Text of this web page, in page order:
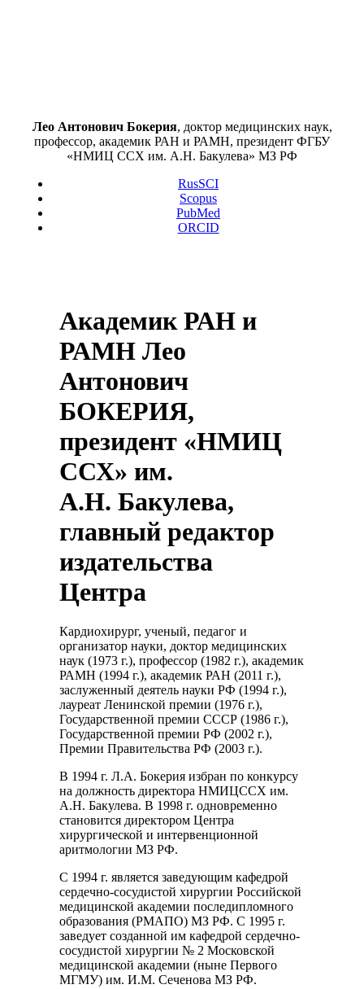
Лео Антонович Бокерия, доктор медицинских наук,
профессор, академик РАН и РАМН, президент ФГБУ
«НМИЦ ССХ им. А.Н. Бакулева» МЗ РФ
RusSCI
Scopus
PubMed
ORCID
Академик РАН и
РАМН Лео
Антонович
БОКЕРИЯ,
президент «НМИЦ
ССХ» им.
А.Н. Бакулева,
главный редактор
издательства
Центра
Кардиохирург, ученый, педагог и
организатор науки, доктор медицинских
наук (1973 г.), профессор (1982 г.), академик
РАМН (1994 г.), академик РАН (2011 г.),
заслуженный деятель науки РФ (1994 г.),
лауреат Ленинской премии (1976 г.),
Государственной премии СССР (1986 г.),
Государственной премии РФ (2002 г.),
Премии Правительства РФ (2003 г.).
В 1994 г. Л.А. Бокерия избран по конкурсу
на должность директора НМИЦССХ им.
А.Н. Бакулева. В 1998 г. одновременно
становится директором Центра
хирургической и интервенционной
аритмологии МЗ РФ.
С 1994 г. является заведующим кафедрой
сердечно-сосудистой хирургии Российской
медицинской академии последипломного
образования (РМАПО) МЗ РФ. С 1995 г.
заведует созданной им кафедрой сердечно-
сосудистой хирургии № 2 Московской
медицинской академии (ныне Первого
МГМУ) им. И.М. Сеченова МЗ РФ.